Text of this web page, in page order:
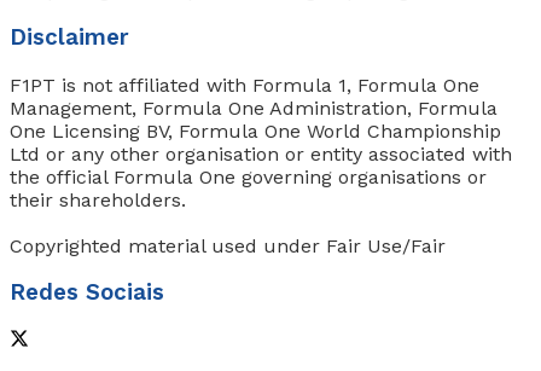
Disclaimer
F1PT is not affiliated with Formula 1, Formula One
Management, Formula One Administration, Formula
One Licensing BV, Formula One World Championship
Ltd or any other organisation or entity associated with
the official Formula One governing organisations or
their shareholders.
Copyrighted material used under Fair Use/Fair
Redes Sociais